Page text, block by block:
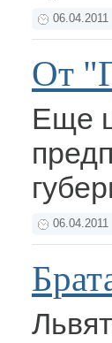
06.04.2011
От
Еще
06.04.2011